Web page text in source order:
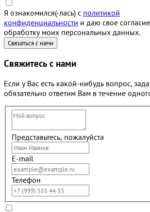
Я ознакомился(-лась) с политикой
конфиденциальности и даю свое
обработку моих персональных данных.
Свяжитесь с нами
Если у Вас есть какой-нибудь вопрос,
обязательно ответим Вам в течение
Представьтесь, пожалуйста
E-mail
Телефон